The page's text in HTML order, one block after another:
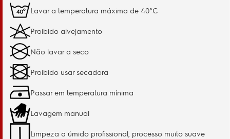
Lavar a temperatura máxima de 40°C
Proibido alvejamento
Não lavar a seco
Proibido usar secadora
Passar em temperatura mínima
Lavagem manual
Limpeza a úmido profissional, processo muito suave